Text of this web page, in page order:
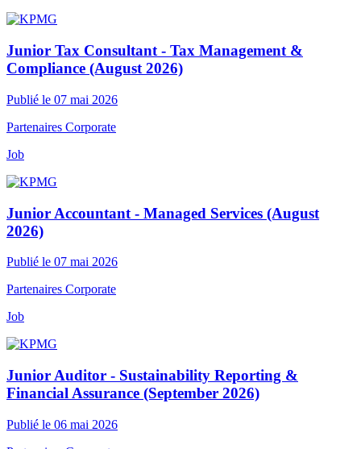
Junior Tax Consultant - Tax Management &
Compliance (August 2026)
Publié le 07 mai 2026
Partenaires Corporate
Job
Junior Accountant - Managed Services (August
2026)
Publié le 07 mai 2026
Partenaires Corporate
Job
Junior Auditor - Sustainability Reporting &
Financial Assurance (September 2026)
Publié le 06 mai 2026